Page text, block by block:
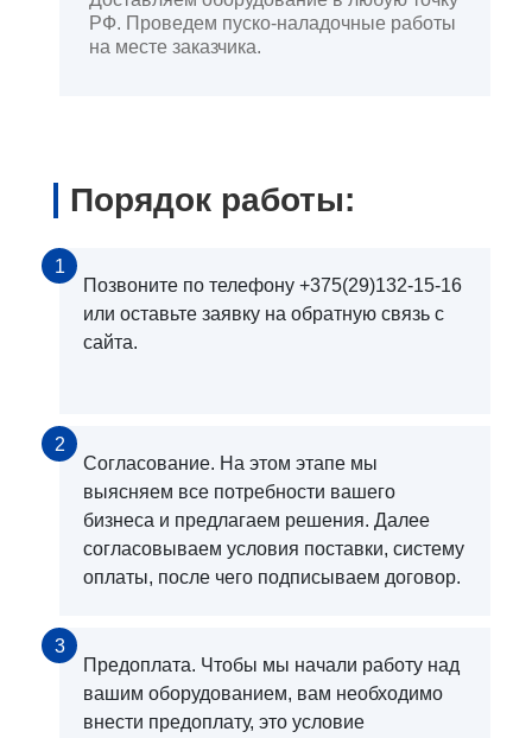
РФ. Проведем пуско-наладочные работы
на месте заказчика.
Порядок работы:
1
Позвоните по телефону +375(29)132-15-16
или оставьте заявку на обратную связь с
сайта.
2
Согласование. На этом этапе мы
выясняем все потребности вашего
бизнеса и предлагаем решения. Далее
согласовываем условия поставки, систему
оплаты, после чего подписываем договор.
3
Предоплата. Чтобы мы начали работу над
вашим оборудованием, вам необходимо
внести предоплату, это условие